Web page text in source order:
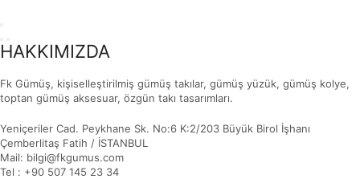
HAKKIMIZDA
Fk Gümüş, kişiselleştirilmiş gümüş takılar, gümüş yüzük, gümüş kolye,
toptan gümüş aksesuar, özgün takı tasarımları.
Yeniçeriler Cad. Peykhane Sk. No:6 K:2/203 Büyük Birol İşhanı
Çemberlitaş Fatih / İSTANBUL
Mail: bilgi@fkgumus.com
Tel : +90 507 145 23 34